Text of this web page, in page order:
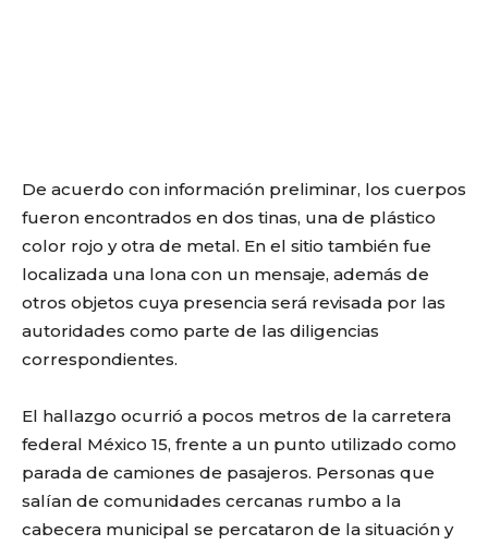
De acuerdo con información preliminar, los cuerpos
fueron encontrados en dos tinas, una de plástico
color rojo y otra de metal. En el sitio también fue
localizada una lona con un mensaje, además de
otros objetos cuya presencia será revisada por las
autoridades como parte de las diligencias
correspondientes.
El hallazgo ocurrió a pocos metros de la carretera
federal México 15, frente a un punto utilizado como
parada de camiones de pasajeros. Personas que
salían de comunidades cercanas rumbo a la
cabecera municipal se percataron de la situación y